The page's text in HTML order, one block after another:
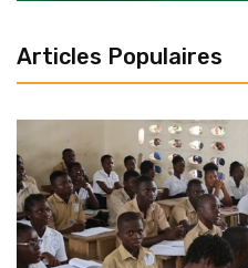
Articles Populaires